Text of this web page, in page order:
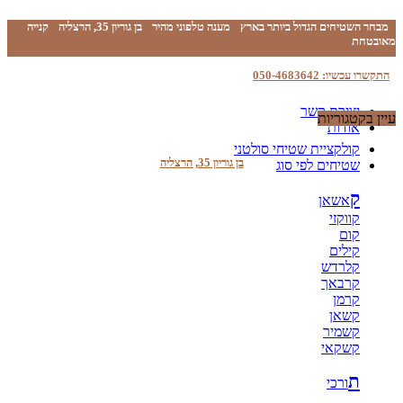
מבחר השטיחים הגדול ביותר בארץ מענה טלפוני מהיר בן גוריון 35, הרצליה
קנייה
מאובטחת
התקשרו עכשיו: 050-4683642
יצירת קשר
אודות
בן גוריון 35, הרצליה
עיין בקטגוריות
קולקציית שטיחי סולטני
שטיחים לפי סוג
קאשאן
קווקזי
קום
קילים
קלרדש
קרבאך
קרמן
קשאן
קשמיר
קשקאי
תורכי